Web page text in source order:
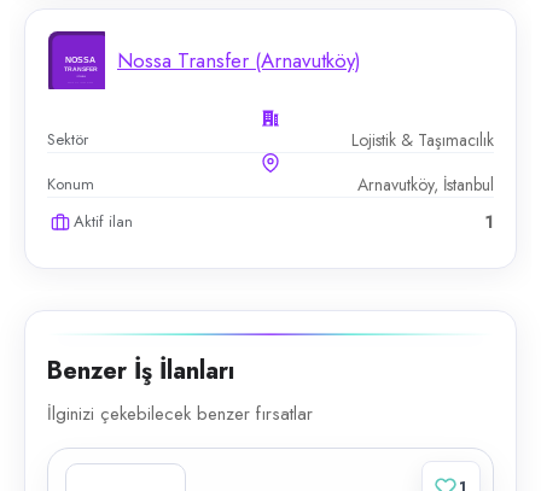
Nossa Transfer (Arnavutköy)
Sektör Lojistik & Taşımacılık
Konum Arnavutköy, İstanbul
Aktif ilan 1
Benzer İş İlanları
İlginizi çekebilecek benzer fırsatlar